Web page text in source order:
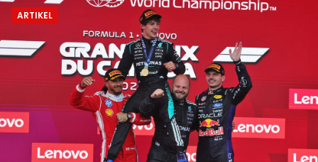
ARTIKEL